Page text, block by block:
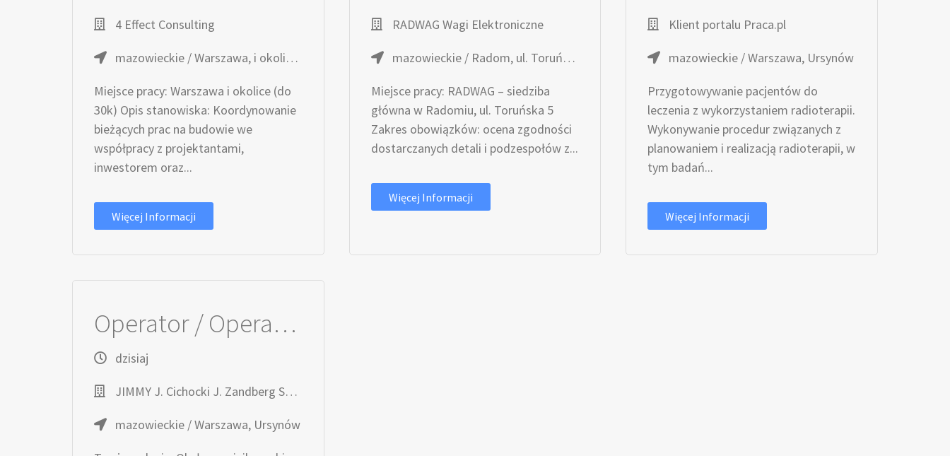
4 Effect Consulting
mazowieckie / Warszawa, i okolice (do 30km)
Miejsce pracy: Warszawa i okolice (do
30k) Opis stanowiska: Koordynowanie
bieżących prac na budowie we
współpracy z projektantami,
inwestorem oraz...
Więcej Informacji
RADWAG Wagi Elektroniczne
mazowieckie / Radom, ul. Toruńska 5
Miejsce pracy: RADWAG – siedziba
główna w Radomiu, ul. Toruńska 5
Zakres obowiązków: ocena zgodności
dostarczanych detali i podzespołów z...
Więcej Informacji
Klient portalu Praca.pl
mazowieckie / Warszawa, Ursynów
Przygotowywanie pacjentów do
leczenia z wykorzystaniem radioterapii.
Wykonywanie procedur związanych z
planowaniem i realizacją radioterapii, w
tym badań...
Więcej Informacji
Operator / Operatorka Minikoparki – Roboty Elektroenergetyczne
dzisiaj
JIMMY J. Cichocki J. Zandberg Spółka Jawna
mazowieckie / Warszawa, Ursynów